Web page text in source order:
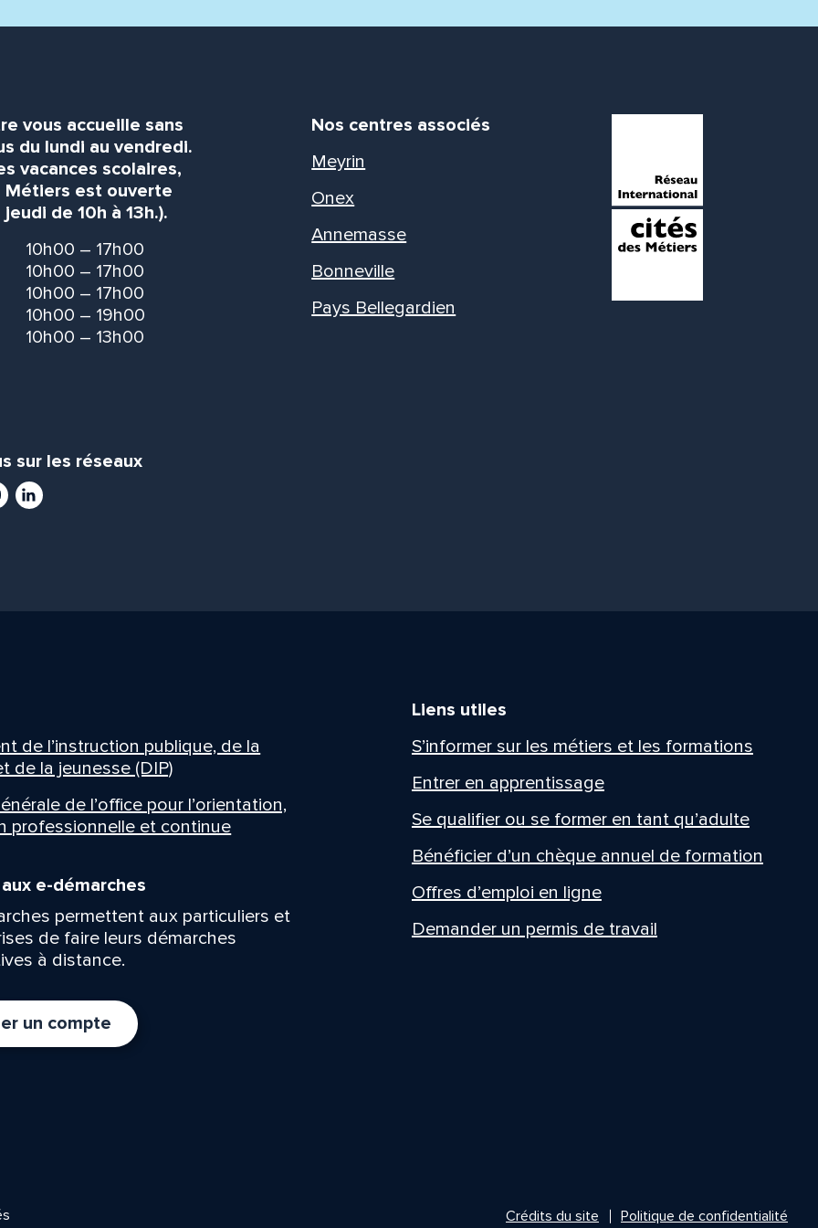
vous accueille sans
du lundi au vendredi.
vacances scolaires,
Métiers est ouverte
de 10h à 13h.).
10h00 – 17h00
10h00 – 17h00
10h00 – 17h00
10h00 – 19h00
10h00 – 13h00
sur les réseaux
LinkedIn
Nos centres associés
Meyrin
Onex
Annemasse
Bonneville
Pays Bellegardien
de l’instruction publique, de la
de la jeunesse (DIP)
de l’office pour l’orientation,
professionnelle et continue
e-démarches
permettent aux particuliers et
de faire leurs démarches
à distance.
un compte
Liens utiles
S’informer sur les métiers et les formations
Entrer en apprentissage
Se qualifier ou se former en tant qu’adulte
Bénéficier d’un chèque annuel de formation
Offres d’emploi en ligne
Demander un permis de travail
Crédits du site Politique de confidentialité